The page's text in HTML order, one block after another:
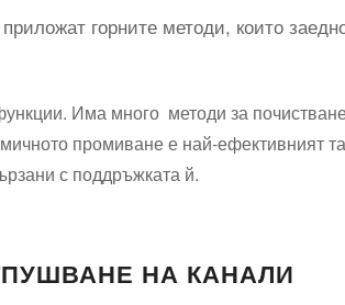
горните методи, които
Има много методи за
промиване е най-ефективният
с поддръжката й.
НА КАНАЛИ